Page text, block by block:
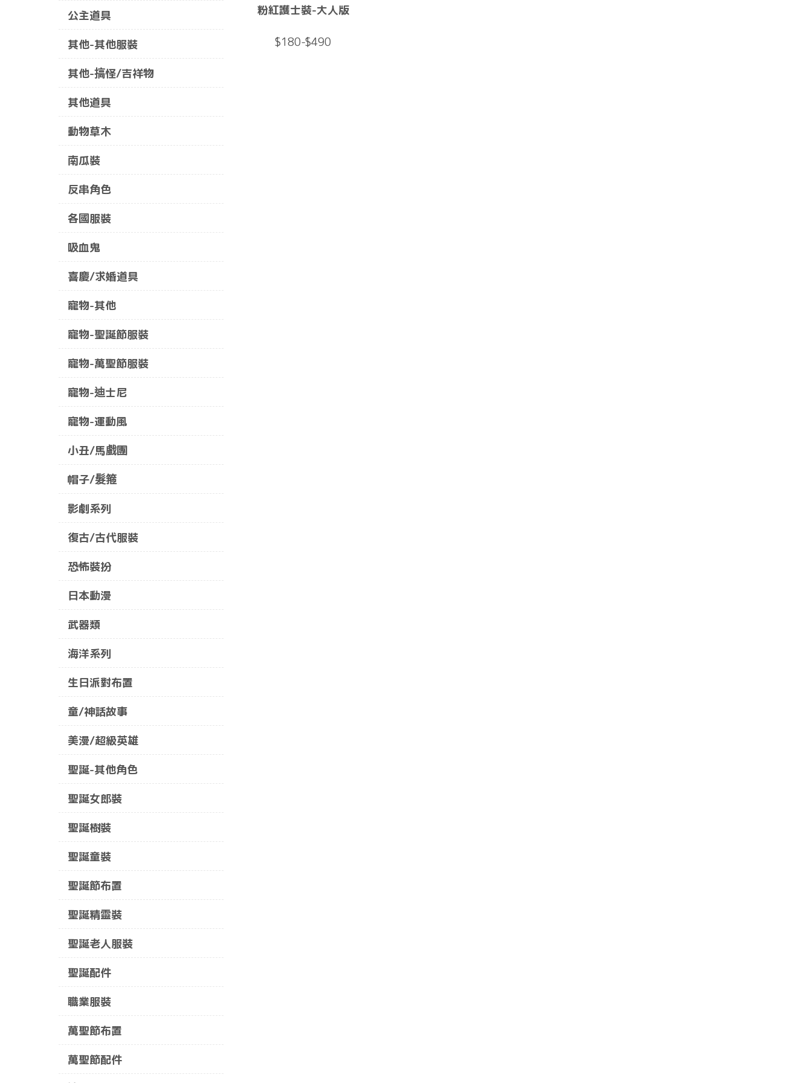
公主道具
其他-其他服裝
其他-搞怪/吉祥物
其他道具
動物草木
南瓜裝
反串角色
各國服裝
吸血鬼
喜慶/求婚道具
寵物-其他
寵物-聖誕節服裝
寵物-萬聖節服裝
寵物-迪士尼
寵物-運動風
小丑/馬戲團
帽子/髮箍
影劇系列
復古/古代服裝
恐怖裝扮
日本動漫
武器類
海洋系列
生日派對布置
童/神話故事
美漫/超級英雄
聖誕-其他角色
聖誕女郎裝
聖誕樹裝
聖誕童裝
聖誕節布置
聖誕精靈裝
聖誕老人服裝
聖誕配件
職業服裝
萬聖節布置
萬聖節配件
粉紅護士裝-大人版
$180-$490